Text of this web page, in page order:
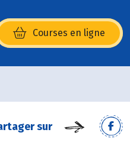
Courses en ligne
dans une nouvelle
sur